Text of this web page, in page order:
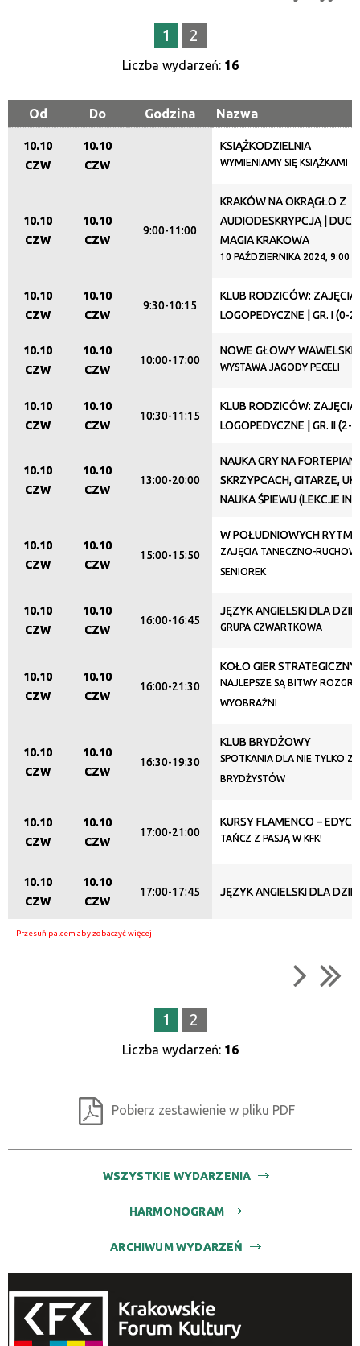
Promowane
1 2
Liczba wydarzeń: 16
Od Do Godzina Nazwa
10.10
CZW
10.10
CZW
KSIĄŻKODZIELNIA
WYMIENIAMY SIĘ KSIĄŻKAMI
10.10
CZW
10.10
CZW
9:00-11:00
KRAKÓW NA OKRĄGŁO Z
AUDIODESKRYPCJĄ |
MAGIA KRAKOWA
10 PAŹDZIERNIKA 2024, 9:00
10.10
CZW
10.10
CZW
9:30-10:15
KLUB RODZICÓW: ZAJĘCIA
LOGOPEDYCZNE | GR. I (0-2
10.10
CZW
10.10
CZW
10:00-17:00
NOWE GŁOWY WAWELSKIE
WYSTAWA JAGODY PECELI
10.10
CZW
10.10
CZW
10:30-11:15
KLUB RODZICÓW: ZAJĘCIA
LOGOPEDYCZNE | GR. II (2-
10.10
CZW
10.10
CZW
13:00-20:00
NAUKA GRY NA
SKRZYPCACH, GITARZE,
NAUKA ŚPIEWU (LEKCJE
10.10
CZW
10.10
CZW
15:00-15:50
W POŁUDNIOWYCH
ZAJĘCIA TANECZNO-
SENIOREK
10.10
CZW
10.10
CZW
16:00-16:45
JĘZYK ANGIELSKI DLA
GRUPA CZWARTKOWA
10.10
CZW
10.10
CZW
16:00-21:30
KOŁO GIER
NAJLEPSZE SĄ BITWY
WYOBRAŹNI
10.10
CZW
10.10
CZW
16:30-19:30
KLUB BRYDŻOWY
SPOTKANIA DLA NIE TYLKO
BRYDŻYSTÓW
10.10
CZW
10.10
CZW
17:00-21:00
KURSY FLAMENCO –
TAŃCZ Z PASJĄ W KFK!
10.10
CZW
10.10
CZW
17:00-17:45 JĘZYK ANGIELSKI DLA
1 2
Liczba wydarzeń: 16
Pobierz zestawienie w pliku PDF
WSZYSTKIE WYDARZENIA
HARMONOGRAM
ARCHIWUM WYDARZEŃ